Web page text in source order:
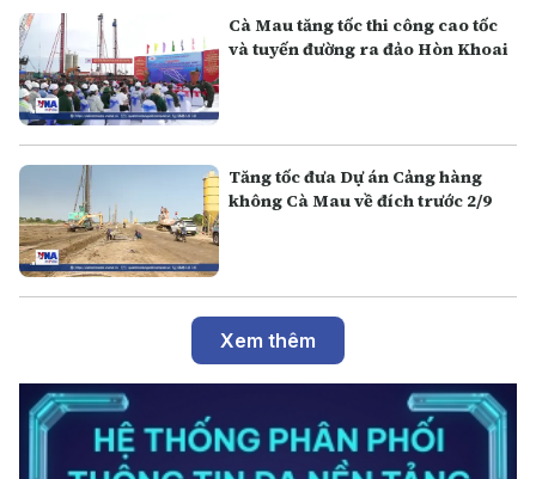
Cà Mau tăng tốc thi công cao tốc
và tuyến đường ra đảo Hòn Khoai
Tăng tốc đưa Dự án Cảng hàng
không Cà Mau về đích trước 2/9
Xem thêm